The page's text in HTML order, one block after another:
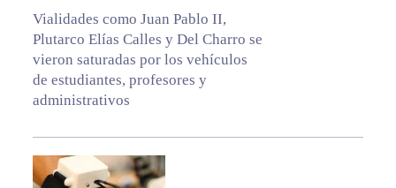
Vialidades como Juan Pablo II,
Plutarco Elías Calles y Del Charro se
vieron saturadas por los vehículos
de estudiantes, profesores y
administrativos